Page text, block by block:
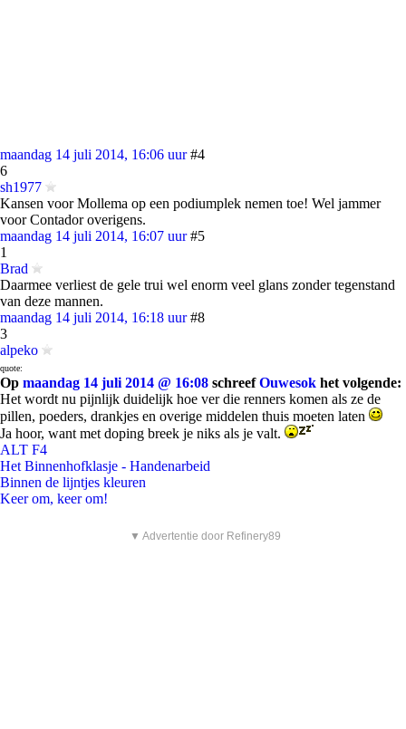
maandag 14 juli 2014, 16:06 uur #4
6
sh1977
Kansen voor Mollema op een podiumplek nemen toe! Wel jammer
voor Contador overigens.
maandag 14 juli 2014, 16:07 uur #5
1
Brad
Daarmee verliest de gele trui wel enorm veel glans zonder tegenstand
van deze mannen.
maandag 14 juli 2014, 16:18 uur #8
3
alpeko
quote:
Op maandag 14 juli 2014 @ 16:08 schreefOuwesok het volgende:
Het wordt nu pijnlijk duidelijk hoe ver die renners komen als ze de
pillen, poeders, drankjes en overige middelen thuis moeten laten
Ja hoor, want met doping breek je niks als je valt.
ALT F4
Het Binnenhofklasje - Handenarbeid
Binnen de lijntjes kleuren
Keer om, keer om!
▼ Advertentie door Refinery89